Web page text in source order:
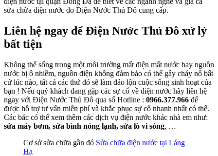
sửa chữa điện nước do Điện Nước Thủ Đô cung cấp.
Liên hệ ngay để Điện Nước Thủ Đô xử lý
bất tiện
Không thể sống trong một môi trường mất điện mất nước hay nguồn
nước bị ô nhiễm, nguồn điện không đảm bảo có thể gây cháy nổ bất
cứ lúc nào, tất cả các thứ đó sẽ làm đảo lộn cuộc sống sinh hoạt của
bạn ! Nếu quý khách đang gặp các sự cố về điện nước hãy liên hệ
ngay với Điện Nước Thủ Đô qua số Hotline : 0966.377.966 để
được hỗ trợ tư vấn miễn phí và khắc phục sự cố nhanh nhất có thể.
Các bác có thể xem thêm các dịch vụ điện nước khác nhà em như:
sửa máy bơm, sửa bình nóng lạnh, sửa lò vi sóng, …
Cơ sở sửa chữa gần đó Sửa chữa điện nước tại Láng
Hạ